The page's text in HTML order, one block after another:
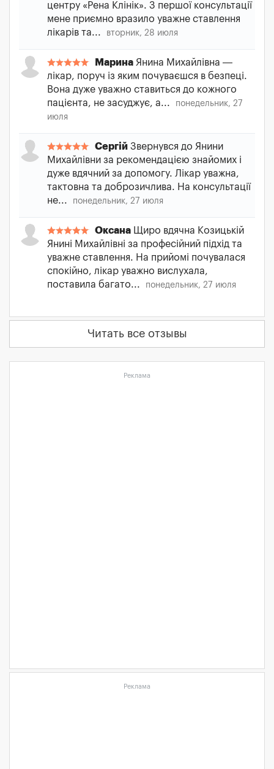
центру «Рена Клінік». З першої консультації
мене приємно вразило уважне ставлення
лікарів та...
вторник, 28 июля
Марина Янина Михайлівна —
лікар, поруч із яким почуваєшся в безпеці.
Вона дуже уважно ставиться до кожного
пацієнта, не засуджує, а...
понедельник, 27
июля
Сергій Звернувся до Янини
Михайлівни за рекомендацією знайомих і
дуже вдячний за допомогу. Лікар уважна,
тактовна та доброзичлива. На консультації
не...
понедельник, 27 июля
Оксана Щиро вдячна Козицькій
Янині Михайлівні за професійний підхід та
уважне ставлення. На прийомі почувалася
спокійно, лікар уважно вислухала,
поставила багато...
понедельник, 27 июля
Читать все отзывы
Реклама
Реклама